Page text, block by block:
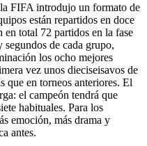
FIFA introdujo un formato de
están repartidos en doce
en total 72 partidos en la fase
de cada grupo,
los ocho mejores
vez unos dieciseisavos de
que en torneos anteriores. El
el campeón tendrá que
habituales. Para los
emoción, más drama y
antes.